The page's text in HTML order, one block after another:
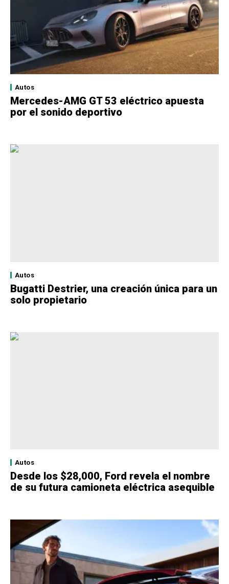
Autos
Mercedes-AMG GT 53 eléctrico apuesta
por el sonido deportivo
Autos
Bugatti Destrier, una creación única para un
solo propietario
Autos
Desde los $28,000, Ford revela el nombre
de su futura camioneta eléctrica asequible